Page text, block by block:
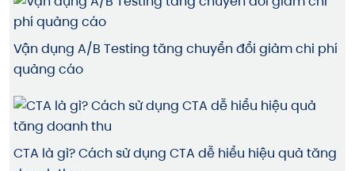
Vận dụng A/B Testing tăng chuyển đổi giảm chi phí
quảng cáo
CTA là gì? Cách sử dụng CTA dễ hiểu hiệu quả tăng